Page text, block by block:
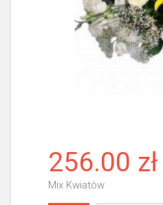
256.00 zł
Mix Kwiatów